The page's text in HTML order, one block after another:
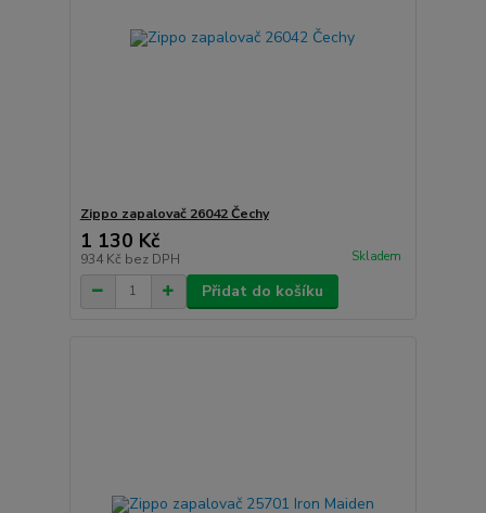
Zippo zapalovač 26042 Čechy
1 130 Kč
934 Kč bez DPH Skladem
Přidat do košíku